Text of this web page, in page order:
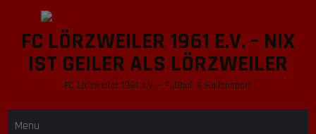
contentFC LÖRZWEILER 1961 E.V. – NIX
IST GEILER ALS LÖRZWEILER
FC Lörzweiler 1961 e.V. – Fußball & Hallensport
Menu